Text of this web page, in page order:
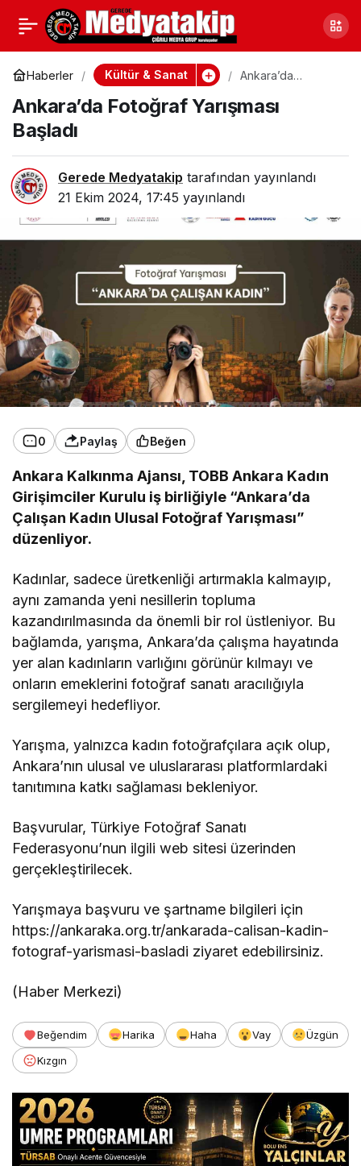
Haberler Kültür & Sanat
Ankara’da
Başladı
Ankara’da Fotoğraf Yarışması
Başladı
Gerede Medyatakip tarafından yayınlandı
21 Ekim 2024, 17:45 yayınlandı
0 Paylaş Beğen
Ankara Kalkınma Ajansı, TOBB Ankara Kadın
Girişimciler Kurulu iş birliğiyle “Ankara’da
Çalışan Kadın Ulusal Fotoğraf Yarışması”
düzenliyor.
Kadınlar, sadece üretkenliği artırmakla kalmayıp,
aynı zamanda yeni nesillerin topluma
kazandırılmasında da önemli bir rol üstleniyor. Bu
bağlamda, yarışma, Ankara’da çalışma hayatında
yer alan kadınların varlığını görünür kılmayı ve
onların emeklerini fotoğraf sanatı aracılığıyla
sergilemeyi hedefliyor.
Yarışma, yalnızca kadın fotoğrafçılara açık olup,
Ankara’nın ulusal ve uluslararası platformlardaki
tanıtımına katkı sağlaması bekleniyor.
Başvurular, Türkiye Fotoğraf Sanatı
Federasyonu’nun ilgili web sitesi üzerinden
gerçekleştirilecek.
Yarışmaya başvuru ve şartname bilgileri için
https://ankaraka.org.tr/ankarada-calisan-kadin-
fotograf-yarismasi-basladi ziyaret edebilirsiniz.
(Haber Merkezi)
Beğendim Harika Haha Vay
Üzgün
Kızgın
Ertuğrul Gazi’nin Babası,
Osman Gazi’nin Dedesi
Dualarla Anıldı
Paylaş